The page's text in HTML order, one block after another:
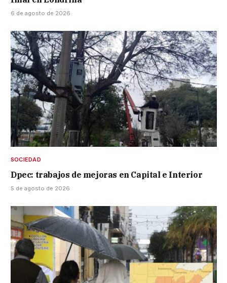
6 de agosto de 2026
SOCIEDAD
Dpec: trabajos de mejoras en Capital e Interior
5 de agosto de 2026